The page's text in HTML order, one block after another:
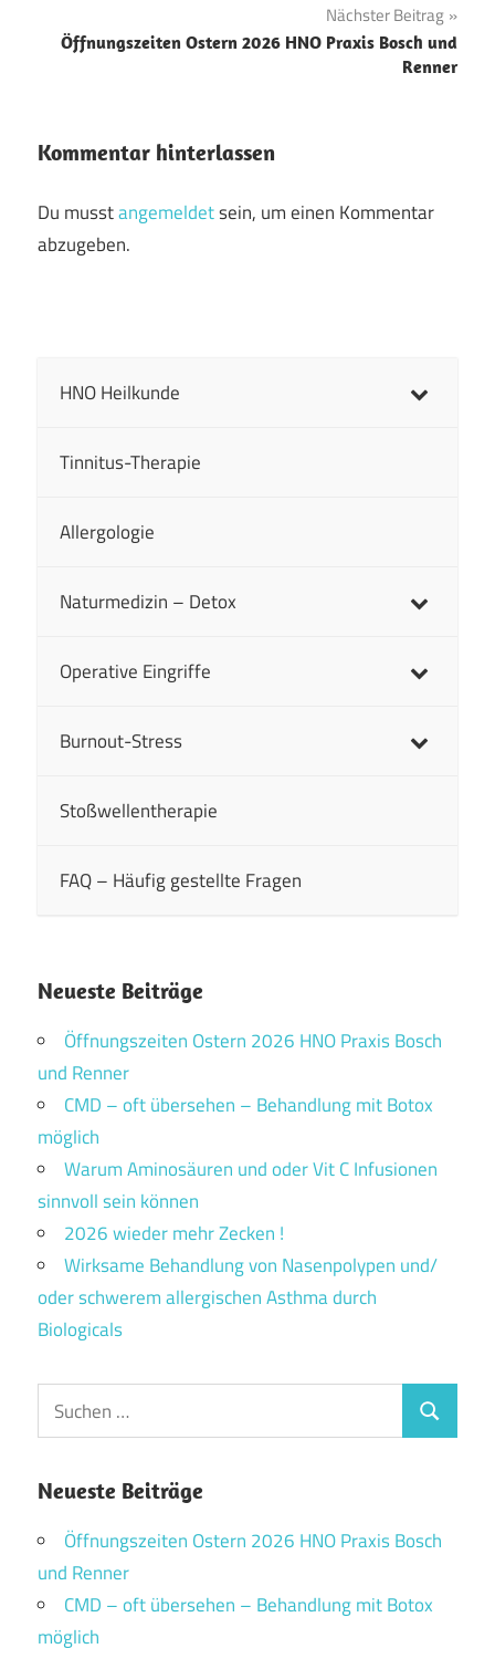
Nächster Beitrag
Öffnungszeiten Ostern 2026 HNO Praxis Bosch und
Renner
Kommentar hinterlassen
Du musstangemeldetsein, um einen Kommentar
abzugeben.
HNO Heilkunde
Tinnitus-Therapie
Allergologie
Naturmedizin – Detox
Operative Eingriffe
Burnout-Stress
Stoßwellentherapie
FAQ – Häufig gestellte Fragen
Neueste Beiträge
Öffnungszeiten Ostern 2026 HNO Praxis Bosch
und Renner
CMD – oft übersehen – Behandlung mit Botox
möglich
Warum Aminosäuren und oder Vit C Infusionen
sinnvoll sein können
2026 wieder mehr Zecken !
Wirksame Behandlung von Nasenpolypen und/
oder schwerem allergischen Asthma durch
Biologicals
Suchen
nach:
Suchen
Neueste Beiträge
Öffnungszeiten Ostern 2026 HNO Praxis Bosch
und Renner
CMD – oft übersehen – Behandlung mit Botox
möglich